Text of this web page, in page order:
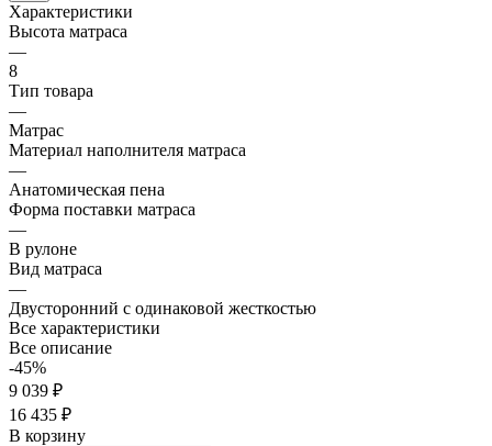
Характеристики
Высота матраса
—
8
Тип товара
—
Матрас
Материал наполнителя матраса
—
Анатомическая пена
Форма поставки матраса
—
В рулоне
Вид матраса
—
Двусторонний с одинаковой жесткостью
Все характеристики
Все описание
-45%
9 039 ₽
16 435 ₽
В корзину